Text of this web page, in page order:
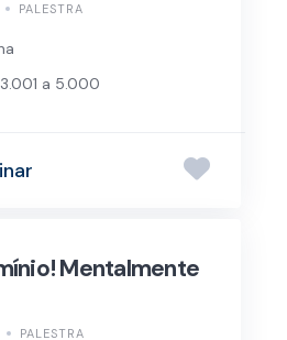
PALESTRA
a 5.000
Mentalmente
PALESTRA